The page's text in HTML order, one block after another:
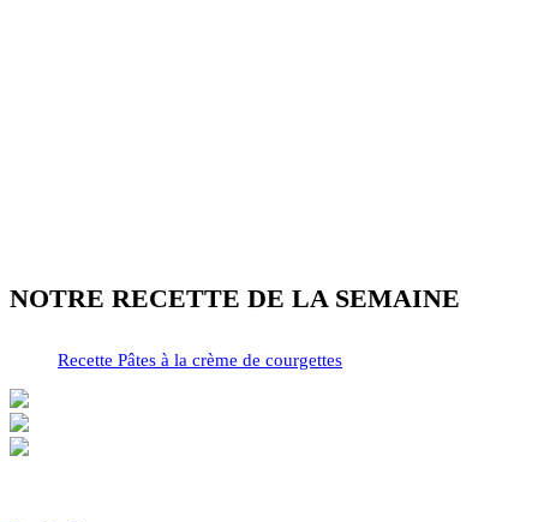
NOTRE RECETTE DE LA SEMAINE
Recette Pâtes à la crème de courgettes